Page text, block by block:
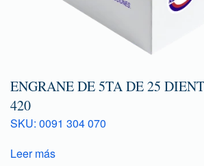
ENGRANE DE 5TA DE 25
420
SKU: 0091 304 070
Leer más